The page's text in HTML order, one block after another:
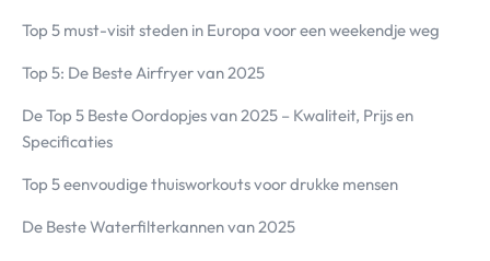
Top 5 must-visit steden in Europa voor een weekendje weg
Top 5: De Beste Airfryer van 2025
De Top 5 Beste Oordopjes van 2025 – Kwaliteit, Prijs en
Specificaties
Top 5 eenvoudige thuisworkouts voor drukke mensen
De Beste Waterfilterkannen van 2025